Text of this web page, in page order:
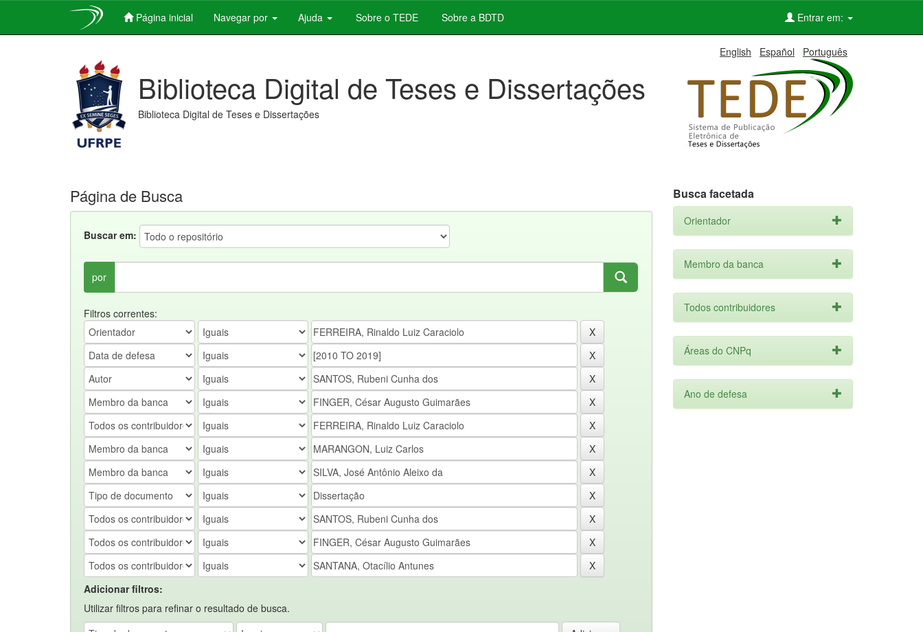
Página inicial Navegar por Ajuda Sobre o TEDE Sobre a BDTD Entrar em:
English Español Português
Biblioteca Digital de Teses e Dissertações
Biblioteca Digital de Teses e Dissertações
Página de Busca
Buscar em:
por
Filtros correntes:
Adicionar filtros:
Utilizar filtros para refinar o resultado de busca.
Busca facetada
Orientador
Membro da banca
Todos contribuidores
Áreas do CNPq
Ano de defesa